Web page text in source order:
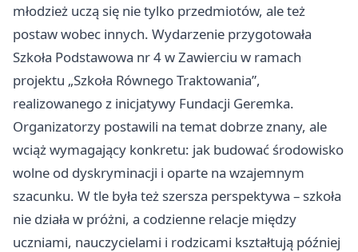
młodzież uczą się nie tylko przedmiotów, ale też
postaw wobec innych. Wydarzenie przygotowała
Szkoła Podstawowa nr 4 w Zawierciu w ramach
projektu „Szkoła Równego Traktowania”,
realizowanego z inicjatywy Fundacji Geremka.
Organizatorzy postawili na temat dobrze znany, ale
wciąż wymagający konkretu: jak budować środowisko
wolne od dyskryminacji i oparte na wzajemnym
szacunku. W tle była też szersza perspektywa – szkoła
nie działa w próżni, a codzienne relacje między
uczniami, nauczycielami i rodzicami kształtują później